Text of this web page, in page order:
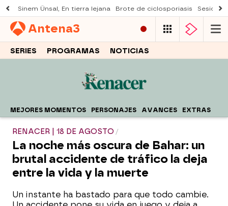
Sinem Ünsal, En tierra lejana Brote de ciclosporiasis Sesión
Antena3
SERIES PROGRAMAS NOTICIAS
MEJORES MOMENTOS PERSONAJES AVANCES EXTRAS
RENACER | 18 DE AGOSTO
La noche más oscura de Bahar: un
brutal accidente de tráfico la deja
entre la vida y la muerte
Un instante ha bastado para que todo cambie.